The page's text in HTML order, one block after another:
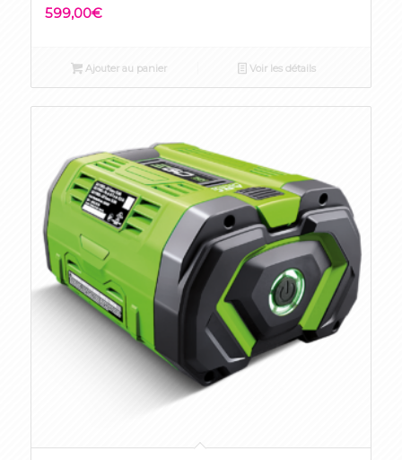
599,00€
Ajouter au panier Voir les détails